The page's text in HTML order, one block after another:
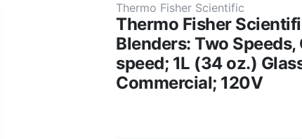
Thermo Fisher Scientific
Thermo Fisher
Blenders: Two
speed; 1L (34 oz.)
Commercial; 120V